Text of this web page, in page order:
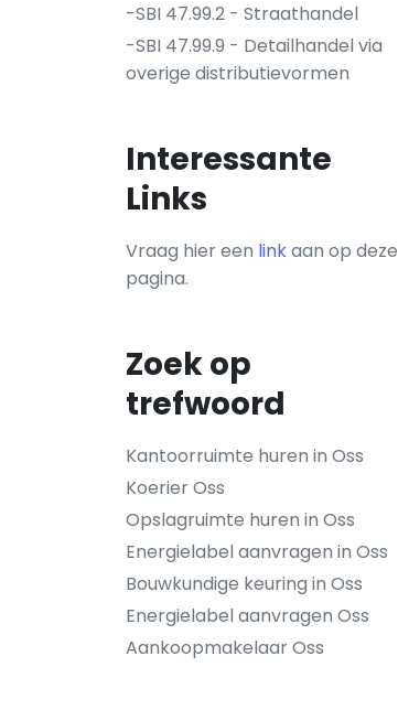
-SBI 47.99.2 - Straathandel
-SBI 47.99.9 - Detailhandel via
overige distributievormen
Interessante
Links
Vraag hier een linkaan op deze
pagina.
Zoek op
trefwoord
Kantoorruimte huren in Oss
Koerier Oss
Opslagruimte huren in Oss
Energielabel aanvragen in Oss
Bouwkundige keuring in Oss
Energielabel aanvragen Oss
Aankoopmakelaar Oss